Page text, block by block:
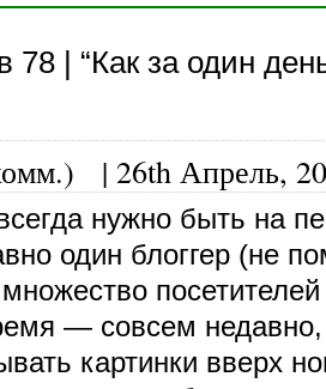
78 | “Как за один
| 26th Апрель,
нужно быть на
один блоггер (не
— совсем недавно,
картинки вверх